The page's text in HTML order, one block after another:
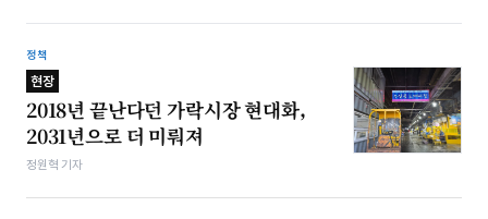
정책
현장
2018년 끝난다던 가락시장 현대화,
2031년으로 더 미뤄져
정원혁 기자